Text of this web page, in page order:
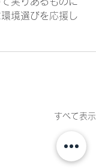
境選びを応援し
すべて表示